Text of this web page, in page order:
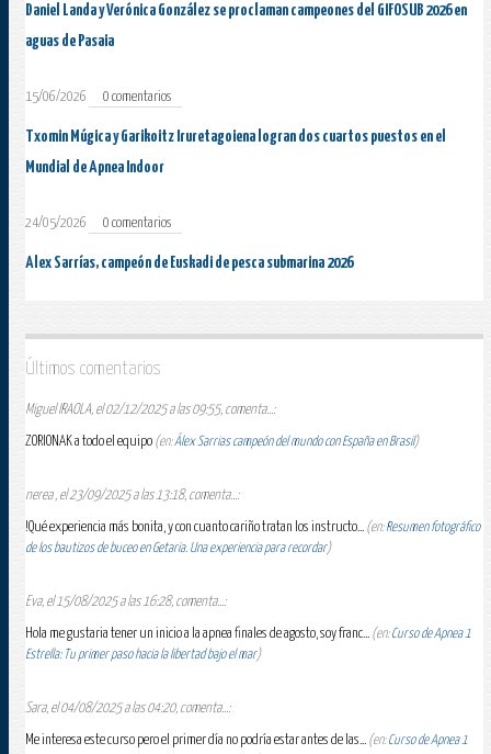
Daniel Landa y Verónica González se proclaman campeones del GIFOSUB 2026 en
aguas de Pasaia
15/06/2026 0 comentarios
Txomin Múgica y Garikoitz Iruretagoiena logran dos cuartos puestos en el
Mundial de Apnea Indoor
24/05/2026 0 comentarios
Alex Sarrías, campeón de Euskadi de pesca submarina 2026
Últimos comentarios
Miguel IRAOLA, el 02/12/2025 a las 09:55, comenta...:
ZORIONAK a todo el equipo (en:Álex Sarrias campeón del mundo con España en Brasil)
nerea , el 23/09/2025 a las 13:18, comenta...:
!Qué experiencia más bonita, y con cuanto cariño tratan los instructo... (en:Resumen fotográfico
de los bautizos de buceo en Getaria. Una experiencia para recordar)
Eva, el 15/08/2025 a las 16:28, comenta...:
Hola me gustaria tener un inicio a la apnea finales de agosto, soy franc... (en:Curso de Apnea 1
Estrella: Tu primer paso hacia la libertad bajo el mar)
Sara, el 04/08/2025 a las 04:20, comenta...:
Me interesa este curso pero el primer día no podría estar antes de las... (en:Curso de Apnea 1